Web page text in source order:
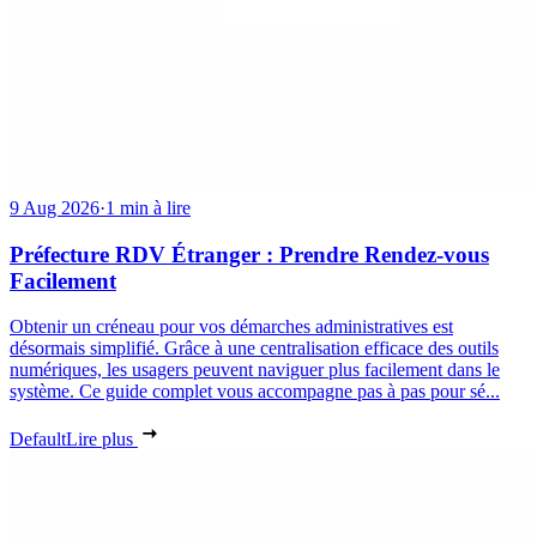
9 Aug 2026·1 min à lire
Préfecture RDV Étranger : Prendre Rendez-vous
Facilement
Obtenir un créneau pour vos démarches administratives est
désormais simplifié. Grâce à une centralisation efficace des outils
numériques, les usagers peuvent naviguer plus facilement dans le
système. Ce guide complet vous accompagne pas à pas pour sé...
DefaultLire plus